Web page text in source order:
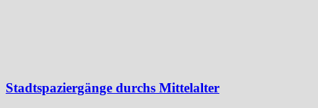
Stadtspaziergänge durchs Mittelalter